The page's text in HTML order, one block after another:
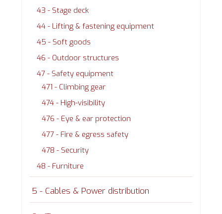
43 - Stage deck
44 - Lifting & fastening equipment
45 - Soft goods
46 - Outdoor structures
47 - Safety equipment
471 - Climbing gear
474 - High-visibility
476 - Eye & ear protection
477 - Fire & egress safety
478 - Security
48 - Furniture
5 - Cables & Power distribution